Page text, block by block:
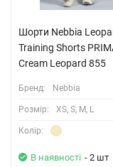
Шорти Nebbia
Training Shorts
Cream Leopard 855
Бренд: Nebbia
Розмiр: XS, S, M, L
Колiр:
В наявності - 2 шт